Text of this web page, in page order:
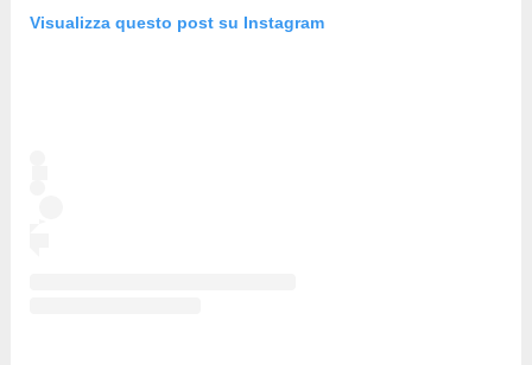
Visualizza questo post su Instagram